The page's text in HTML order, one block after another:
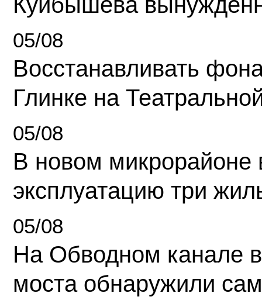
05/08
Восстанавливать
Глинке на
05/08
В новом микрорайоне
эксплуатацию три
05/08
На Обводном канале
моста обнаружили